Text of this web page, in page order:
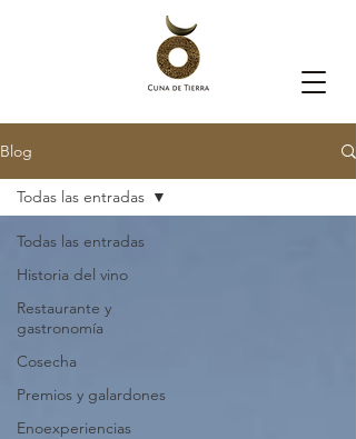
Blog
Todas las entradas
Historia del vino
Restaurante y
gastronomía
Cosecha
Premios y galardones
Enoexperiencias
Todas las entradas